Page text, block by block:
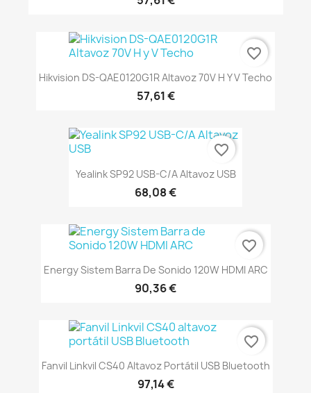
Hikvision DS-QAE0120G1R Altavoz 70V H Y V Techo
57,61 €
favorite_border
Yealink SP92 USB-C/A Altavoz USB
68,08 €
favorite_border
Energy Sistem Barra De Sonido 120W HDMI ARC
90,36 €
favorite_border
Fanvil Linkvil CS40 Altavoz Portátil USB Bluetooth
97,14 €
favorite_border